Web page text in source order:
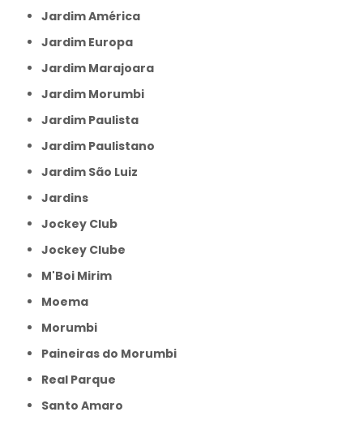
Jardim América
Jardim Europa
Jardim Marajoara
Jardim Morumbi
Jardim Paulista
Jardim Paulistano
Jardim São Luiz
Jardins
Jockey Club
Jockey Clube
M'Boi Mirim
Moema
Morumbi
Paineiras do Morumbi
Real Parque
Santo Amaro